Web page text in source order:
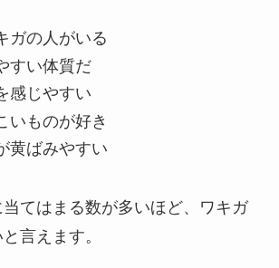
ガの人がいる
すい体質だ
感じやすい
いものが好き
黄ばみやすい
てはまる数が多いほど、ワキガ
言えます。